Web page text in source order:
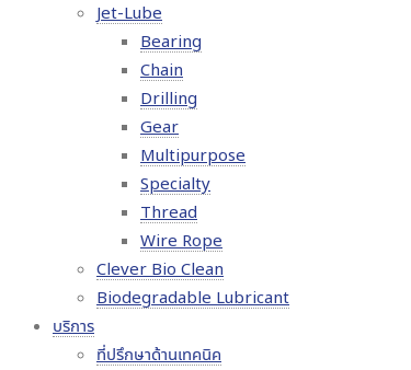
Jet-Lube
Bearing
Chain
Drilling
Gear
Multipurpose
Specialty
Thread
Wire Rope
Clever Bio Clean
Biodegradable Lubricant
บริการ
ที่ปรึกษาด้านเทคนิค